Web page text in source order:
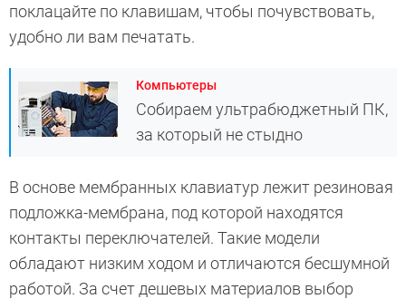
поклацайте по клавишам, чтобы почувствовать,
удобно ли вам печатать.
Компьютеры
Собираем ультрабюджетный ПК,
за который не стыдно
В основе мембранных клавиатур лежит резиновая
подложка-мембрана, под которой находятся
контакты переключателей. Такие модели
обладают низким ходом и отличаются бесшумной
работой. За счет дешевых материалов выбор